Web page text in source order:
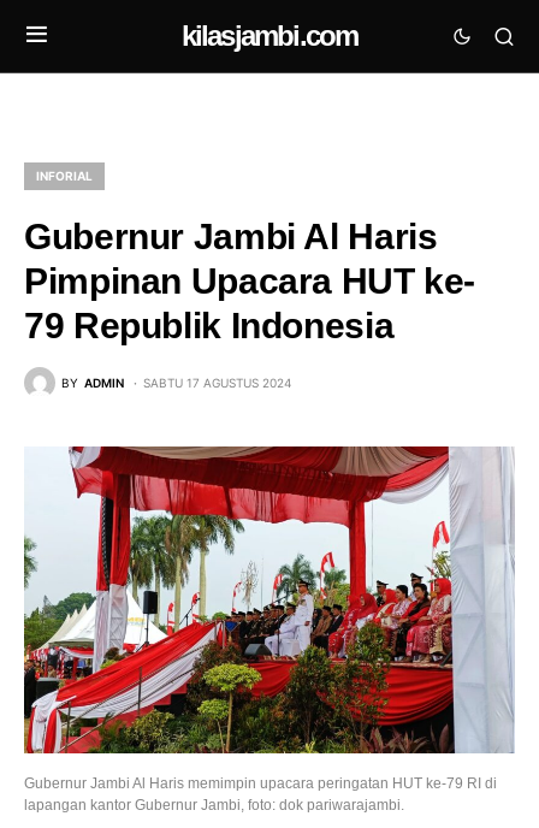
kilasjambi.com
INFORIAL
Gubernur Jambi Al Haris
Pimpinan Upacara HUT ke-
79 Republik Indonesia
BY ADMIN SABTU 17 AGUSTUS 2024
Gubernur Jambi Al Haris memimpin upacara peringatan HUT ke-79 RI di
lapangan kantor Gubernur Jambi, foto: dok pariwarajambi.